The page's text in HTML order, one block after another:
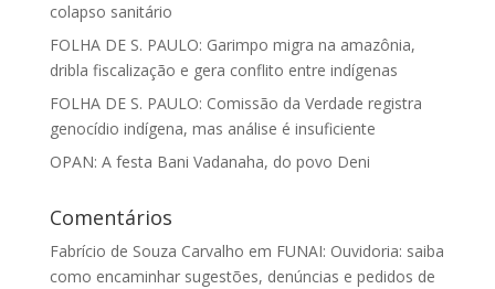
colapso sanitário
FOLHA DE S. PAULO: Garimpo migra na amazônia,
dribla fiscalização e gera conflito entre indígenas
FOLHA DE S. PAULO: Comissão da Verdade registra
genocídio indígena, mas análise é insuficiente
OPAN: A festa Bani Vadanaha, do povo Deni
Comentários
Fabrício de Souza Carvalho em FUNAI: Ouvidoria: saiba
como encaminhar sugestões, denúncias e pedidos de